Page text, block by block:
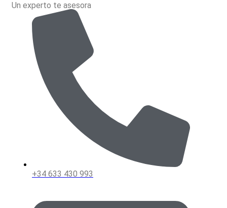
Un experto te asesora
+34 633 430 993